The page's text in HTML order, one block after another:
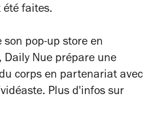
été faites.
son pop-up store en
Daily Nue prépare une
corps en partenariat avec
Plus d'infos sur